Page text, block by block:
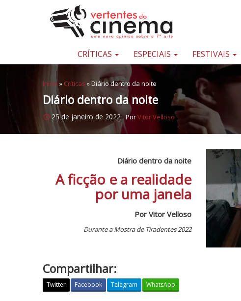
Pular para o conteúdo
Uma
sobre
sétima
arte
CRÍTICAS ESPECIAIS FESTIVAIS
Início » Críticas »Diário dentro da noite
Diário dentro da noite
25 de janeiro de 2022 PorVitor Velloso
Diário dentro da noite
A ficção e a realidade
por uma janela
Por Vitor Velloso
Durante a Mostra de Tiradentes 2022
Compartilhar:
Twitter Facebook Telegram WhatsApp